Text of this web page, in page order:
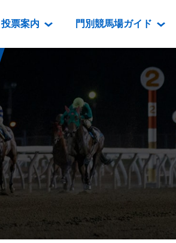
番組・級別表ダウンロード
開催カレンダー
重賞競走体系図
スタリオンシリーズ競走
道内の発売情報(PDF)
考VTR
ジェスト
ェスト
投票案内
電話・インターネット投票
場外発売所
実況・テレホンサービス
発売・払戻
門別競馬場ガイド
馬場情報
馬場グルメ
ねっこジンギスカン
ずみ食堂
ルンビニフードカフェ
馬屋